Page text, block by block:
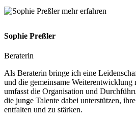
Sophie Preßler
Beraterin
Als Beraterin bringe ich eine
und die gemeinsame Weiterentwicklung
umfasst die Organisation und
die junge Talente dabei unterstützen,
entfalten und zu stärken.